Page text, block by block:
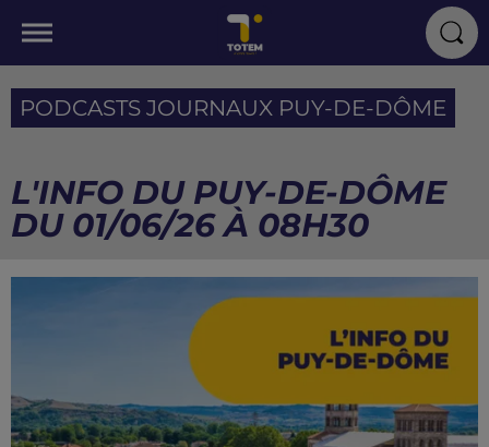
PODCASTS JOURNAUX PUY-DE-DÔME
L'INFO DU PUY-DE-DÔME
DU 01/06/26 À 08H30